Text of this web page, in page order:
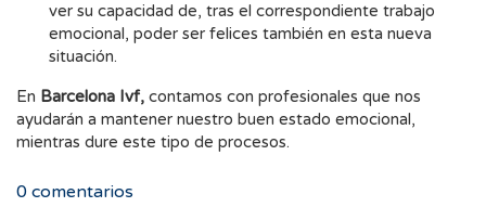
ver su capacidad de, tras el correspondiente trabajo
emocional, poder ser felices también en esta nueva
situación.
En Barcelona Ivf, contamos con profesionales que nos
ayudarán a mantener nuestro buen estado emocional,
mientras dure este tipo de procesos.
0 comentarios